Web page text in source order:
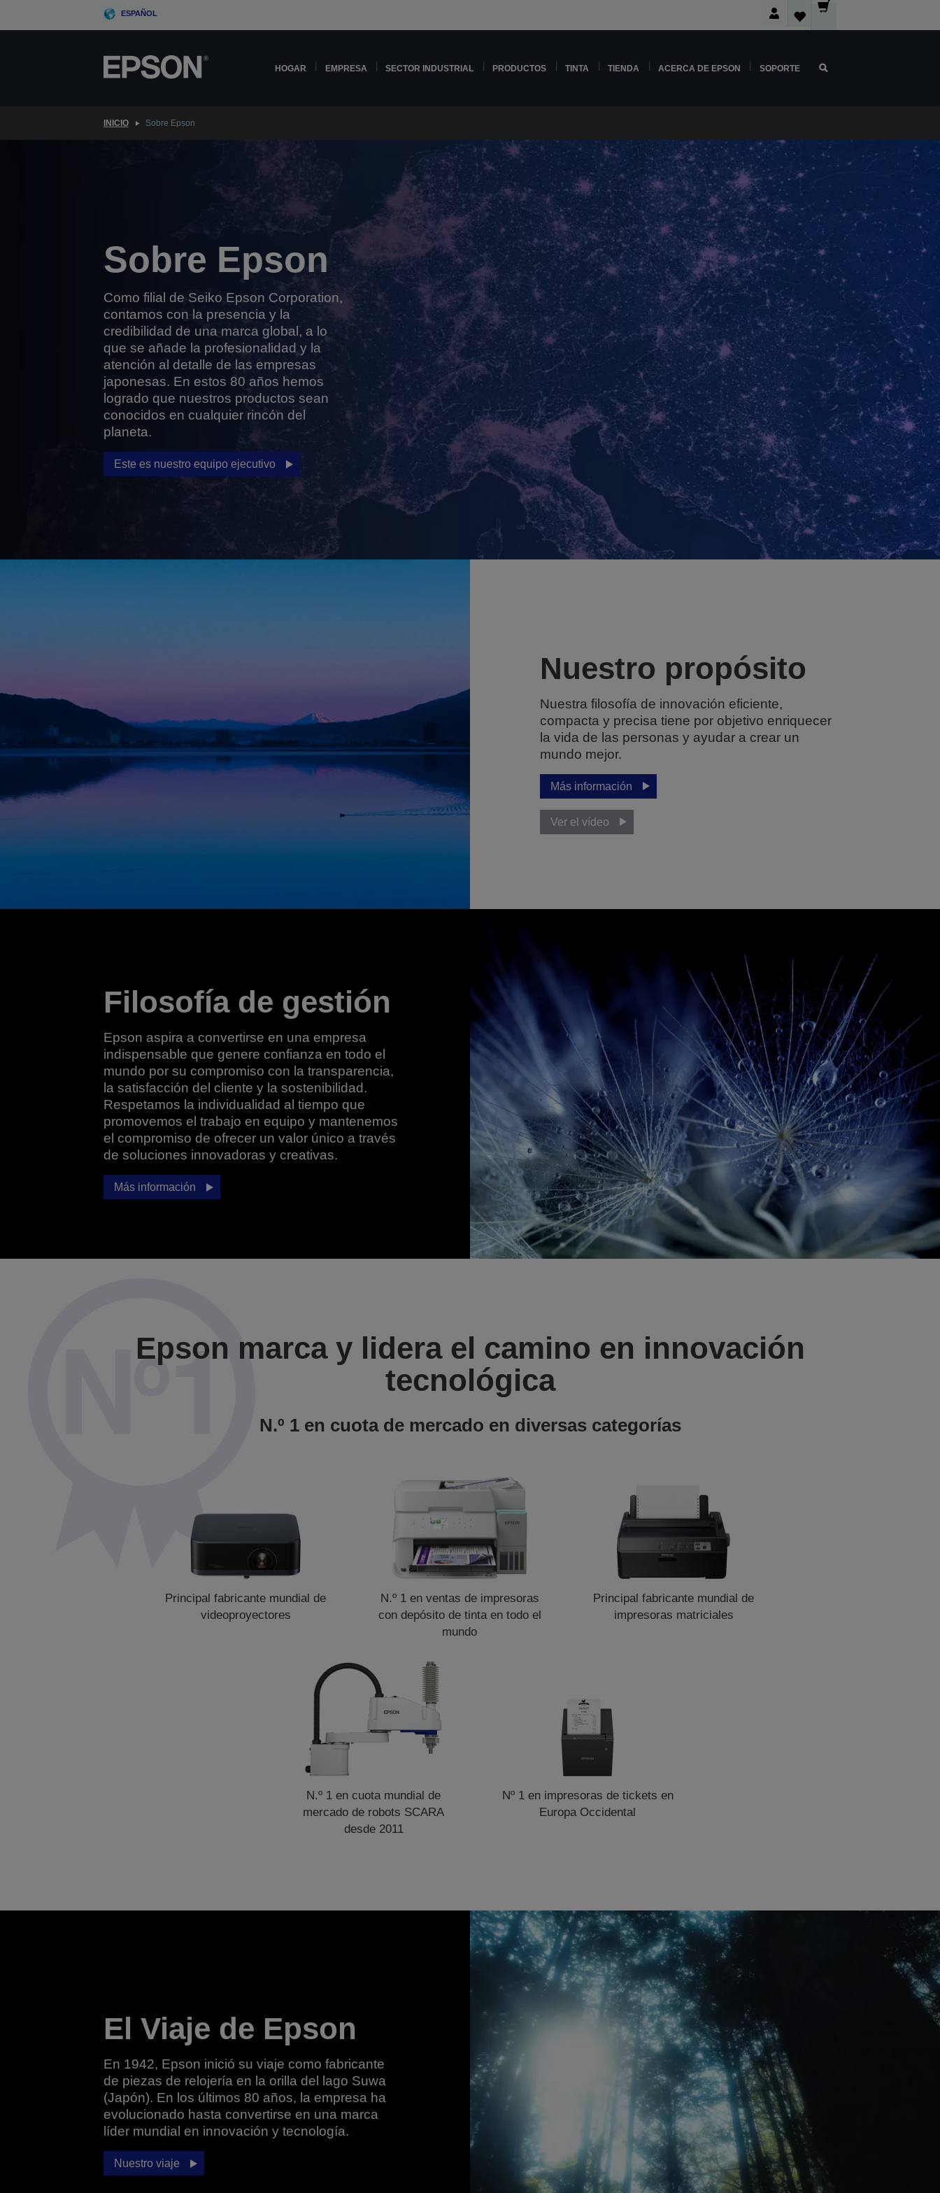
ESPAÑOL
HOGAR EMPRESA SECTOR INDUSTRIAL PRODUCTOS TINTA TIENDA ACERCA DE EPSON SOPORTE
INICIO Sobre Epson
Sobre Epson
Como filial de Seiko Epson Corporation,
contamos con la presencia y la
credibilidad de una marca global, a lo
que se añade la profesionalidad y la
atención al detalle de las empresas
japonesas. En estos 80 años hemos
logrado que nuestros productos sean
conocidos en cualquier rincón del
planeta.
Este es nuestro equipo ejecutivo
Nuestro propósito
Nuestra filosofía de innovación eficiente,
compacta y precisa tiene por objetivo enriquecer
la vida de las personas y ayudar a crear un
mundo mejor.
Más información
Ver el vídeo
Filosofía de gestión
Epson aspira a convertirse en una empresa
indispensable que genere confianza en todo el
mundo por su compromiso con la transparencia,
la satisfacción del cliente y la sostenibilidad.
Respetamos la individualidad al tiempo que
promovemos el trabajo en equipo y mantenemos
el compromiso de ofrecer un valor único a través
de soluciones innovadoras y creativas.
Más información
Epson marca y lidera el camino en innovación
tecnológica
N.º 1 en cuota de mercado en diversas categorías
Principal fabricante mundial de
videoproyectores
N.º 1 en ventas de impresoras
con depósito de tinta en todo el
mundo
Principal fabricante mundial de
impresoras matriciales
N.º 1 en cuota mundial de
mercado de robots SCARA
desde 2011
Nº 1 en impresoras de tickets en
Europa Occidental
El Viaje de Epson
En 1942, Epson inició su viaje como fabricante
de piezas de relojería en la orilla del lago Suwa
(Japón). En los últimos 80 años, la empresa ha
evolucionado hasta convertirse en una marca
líder mundial en innovación y tecnología.
Nuestro viaje